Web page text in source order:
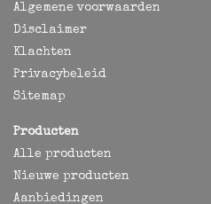
Algemene voorwaarden
Disclaimer
Klachten
Privacybeleid
Sitemap
Producten
Alle producten
Nieuwe producten
Aanbiedingen